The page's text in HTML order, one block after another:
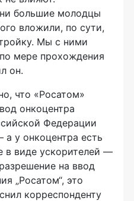
большие молодцы
вложили, по сути,
Мы с ними
мере прохождения
он.
что «Росатом»
онкоцентра
Федерации
у онкоцентра есть
в виде ускорителей —
на ввод
„Росатом“, это
корреспонденту